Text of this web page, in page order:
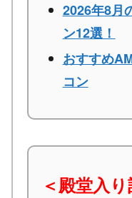
2026年8月
ン12選！
おすすめ
コン
＜殿堂入